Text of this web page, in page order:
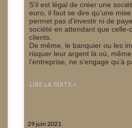
S’il est légal de créer une
euro, il faut se dire qu’une
permet pas d’investir ni de
société en attendant que celle-
clients.
De même, le banquier ou les
risquer leur argent là où,
l’entreprise, ne s’engage qu’à
LIRE LA SUITE »
29 juin 2021